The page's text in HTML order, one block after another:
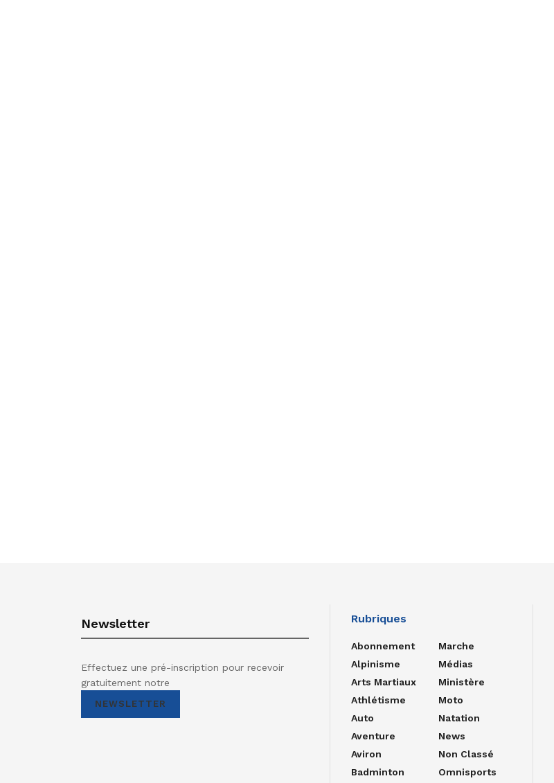
Newsletter
Effectuez une pré-inscription pour recevoir
gratuitement notre
NEWSLETTER
Rubriques
Abonnement
Alpinisme
Arts Martiaux
Athlétisme
Auto
Aventure
Aviron
Badminton
Marche
Médias
Ministère
Moto
Natation
News
Non Classé
Omnisports